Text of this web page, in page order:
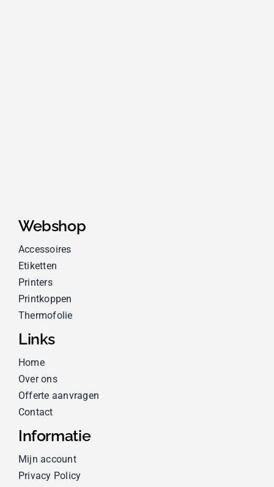
Webshop
Accessoires
Etiketten
Printers
Printkoppen
Thermofolie
Links
Home
Over ons
Offerte aanvragen
Contact
Informatie
Mijn account
Privacy Policy